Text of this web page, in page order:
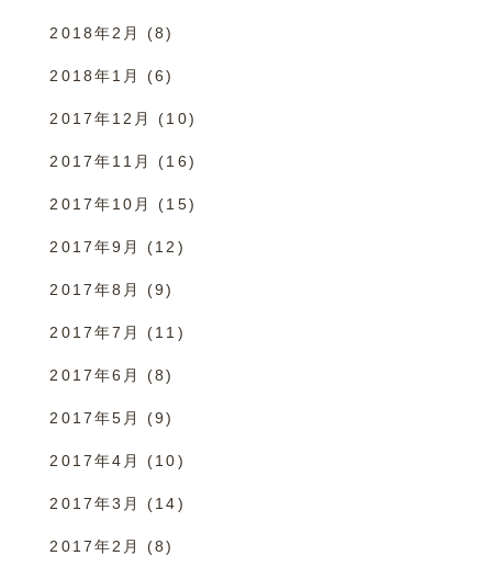
2018年2月 (8)
2018年1月 (6)
2017年12月 (10)
2017年11月 (16)
2017年10月 (15)
2017年9月 (12)
2017年8月 (9)
2017年7月 (11)
2017年6月 (8)
2017年5月 (9)
2017年4月 (10)
2017年3月 (14)
2017年2月 (8)